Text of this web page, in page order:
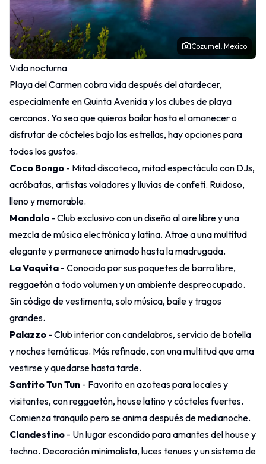
Cozumel, Mexico
Vida nocturna
Playa del Carmen cobra vida después del atardecer,
especialmente en Quinta Avenida y los clubes de playa
cercanos. Ya sea que quieras bailar hasta el amanecer o
disfrutar de cócteles bajo las estrellas, hay opciones para
todos los gustos.
Coco Bongo - Mitad discoteca, mitad espectáculo con DJs,
acróbatas, artistas voladores y lluvias de confeti. Ruidoso,
lleno y memorable.
Mandala - Club exclusivo con un diseño al aire libre y una
mezcla de música electrónica y latina. Atrae a una multitud
elegante y permanece animado hasta la madrugada.
La Vaquita - Conocido por sus paquetes de barra libre,
reggaetón a todo volumen y un ambiente despreocupado.
Sin código de vestimenta, solo música, baile y tragos
grandes.
Palazzo - Club interior con candelabros, servicio de botella
y noches temáticas. Más refinado, con una multitud que ama
vestirse y quedarse hasta tarde.
Santito Tun Tun - Favorito en azoteas para locales y
visitantes, con reggaetón, house latino y cócteles fuertes.
Comienza tranquilo pero se anima después de medianoche.
Clandestino - Un lugar escondido para amantes del house y
techno. Decoración minimalista, luces tenues y un sistema de